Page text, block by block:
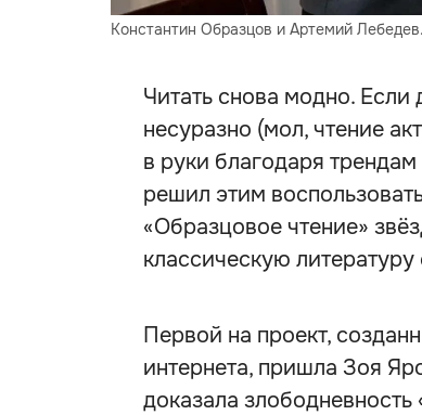
Константин Образцов и Артемий
Читать снова модно. Если
несуразно (мол, чтение
в руки благодаря
решил этим
«Образцовое чтение»
классическую
Первой на проект,
интернета, пришла Зоя
доказала